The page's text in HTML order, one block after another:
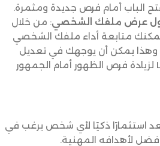
الباب أمام فرص جديدة ومثمرة.
عرض ملفك الشخصي: من خلال
يمكنك متابعة أداء ملفك الشخصي
يمكن أن يوجهك في تعديل
استراتيجيتك على LinkedIn لزيادة فرص الظهور أمام الجمهور
استثمارًا ذكيًا لأي شخص يرغب في